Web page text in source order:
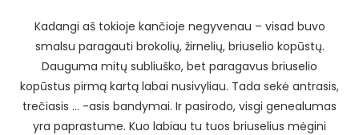
Kadangi aš tokioje kančioje negyvenau – visad buvo
smalsu paragauti brokolių, žirnelių, briuselio kopūstų.
Dauguma mitų subliuško, bet paragavus briuselio
kopūstus pirmą kartą labai nusivyliau. Tada sekė antrasis,
trečiasis … -asis bandymai. Ir pasirodo, visgi genealumas
yra paprastume. Kuo labiau tu tuos briuselius mėgini